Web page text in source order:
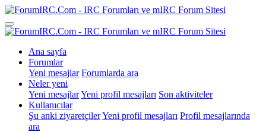
Ana sayfa
Forumlar
Yeni mesajlar Forumlarda ara
Neler yeni
Yeni mesajlarYeni profil mesajları Son aktiviteler
Kullanıcılar
Şu anki ziyaretçilerYeni profil mesajları Profil mesajlarında
ara